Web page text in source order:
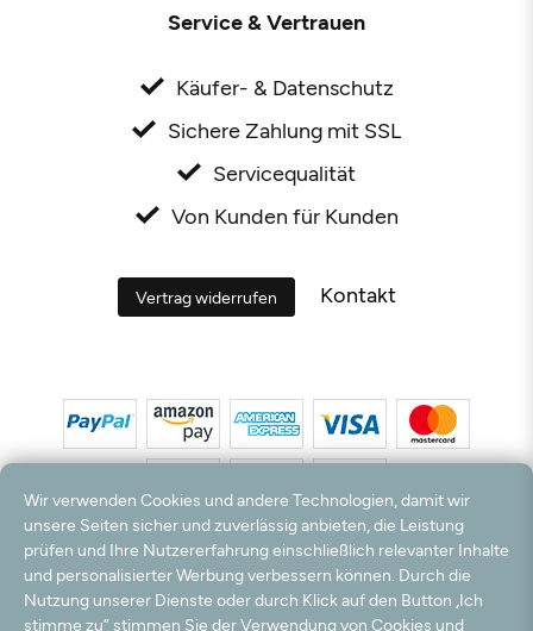
Service & Vertrauen
Käufer- & Datenschutz
Sichere Zahlung mit SSL
Servicequalität
Von Kunden für Kunden
Vertrag widerrufen Kontakt
*Alle Preise inkl. MwSt. und zzgl. Versandkosten. **Kostenloser Versand und Rückversand
nur innerhalb Deutschlands und Österreichs.
Hinweis:Wir nutzen Ihre E-Mail Adresse für werbliche Zwecke, die jederzeit widerrufen
Wir verwenden Cookies und andere Technologien, damit wir
unsere Seiten sicher und zuverlässig anbieten, die Leistung
prüfen und Ihre Nutzererfahrung einschließlich relevanter Inhalte
und personalisierter Werbung verbessern können. Durch die
Nutzung unserer Dienste oder durch Klick auf den Button „Ich
stimme zu“ stimmen Sie der Verwendung von Cookies und